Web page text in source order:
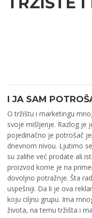
I JA SAM
O tržištu i marketingu
svoje mišljenje. Razlog je
pojedinačno je potrošač
dnevnom nivou. Ljutimo
su zalihe već prodate ali
proizvod kome je na
dovoljno potražnje. Šta
uspešniji. Da li je ova
koju ciljnu grupu. Ima
života, na temu tržišta i